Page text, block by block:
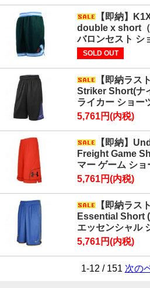
【即納】
double x short
バロンセスト シ
SOLD OUT
【即納ラス
Striker Short(ナ
ライカー ショー
5,761円(内税)
【即納】
Freight Game
マー ゲーム シ
5,761円(内税)
【即納ラス
Essential Short
エッセンシャル
5,761円(内税)
1-12 / 151 次の